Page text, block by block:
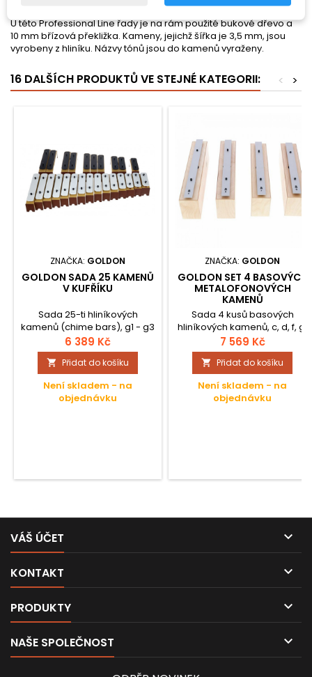
U této Professional Line řady je na rám použité bukové dřevo a
10 mm břízová překližka. Kameny, jejichž šířka je 3,5 mm, jsou
vyrobeny z hliníku. Názvy tónů jsou do kamenů vyraženy.
16 DALŠÍCH PRODUKTŮ VE STEJNÉ KATEGORII: >
<
ZNAČKA: GOLDON
GOLDON SADA 25 KAMENŮ
V KUFŘÍKU
Sada 25-ti hliníkových
kamenů (chime bars), g1 - g3
se všemi půltóny v kufříku.
6 389 Kč
 Přidat do košíku
Není skladem - na
objednávku
ZNAČKA: GOLDON
GOLDON SET 4 BASOVÝCH
METALOFONOVÝCH
KAMENŮ
Sada 4 kusů basových
hliníkových kamenů, c, d, f, g,
bez paličky.
7 569 Kč
 Přidat do košíku
Není skladem - na
objednávku
VÁŠ ÚČET 
KONTAKT 
PRODUKTY 
NAŠE SPOLEČNOST 